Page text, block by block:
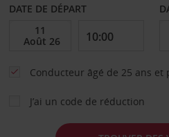
DATE DE DÉPART
Conducteur âgé de 25 ans et
J’ai un code de réduction